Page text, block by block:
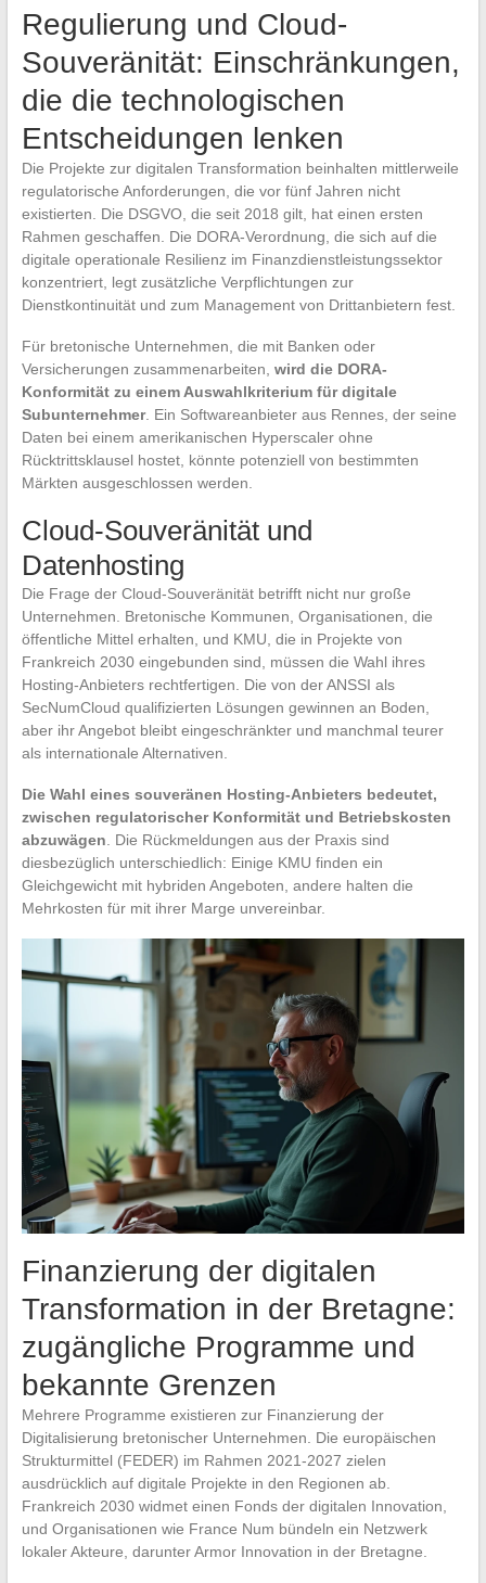
Regulierung und Cloud-
Souveränität: Einschränkungen,
die die technologischen
Entscheidungen lenken
Die Projekte zur digitalen Transformation beinhalten mittlerweile
regulatorische Anforderungen, die vor fünf Jahren nicht
existierten. Die DSGVO, die seit 2018 gilt, hat einen ersten
Rahmen geschaffen. Die DORA-Verordnung, die sich auf die
digitale operationale Resilienz im Finanzdienstleistungssektor
konzentriert, legt zusätzliche Verpflichtungen zur
Dienstkontinuität und zum Management von Drittanbietern fest.
Für bretonische Unternehmen, die mit Banken oder
Versicherungen zusammenarbeiten, wird die DORA-
Konformität zu einem Auswahlkriterium für digitale
Subunternehmer. Ein Softwareanbieter aus Rennes, der seine
Daten bei einem amerikanischen Hyperscaler ohne
Rücktrittsklausel hostet, könnte potenziell von bestimmten
Märkten ausgeschlossen werden.
Cloud-Souveränität und
Datenhosting
Die Frage der Cloud-Souveränität betrifft nicht nur große
Unternehmen. Bretonische Kommunen, Organisationen, die
öffentliche Mittel erhalten, und KMU, die in Projekte von
Frankreich 2030 eingebunden sind, müssen die Wahl ihres
Hosting-Anbieters rechtfertigen. Die von der ANSSI als
SecNumCloud qualifizierten Lösungen gewinnen an Boden,
aber ihr Angebot bleibt eingeschränkter und manchmal teurer
als internationale Alternativen.
Die Wahl eines souveränen Hosting-Anbieters bedeutet,
zwischen regulatorischer Konformität und Betriebskosten
abzuwägen . Die Rückmeldungen aus der Praxis sind
diesbezüglich unterschiedlich: Einige KMU finden ein
Gleichgewicht mit hybriden Angeboten, andere halten die
Mehrkosten für mit ihrer Marge unvereinbar.
Finanzierung der digitalen
Transformation in der Bretagne:
zugängliche Programme und
bekannte Grenzen
Mehrere Programme existieren zur Finanzierung der
Digitalisierung bretonischer Unternehmen. Die europäischen
Strukturmittel (FEDER) im Rahmen 2021-2027 zielen
ausdrücklich auf digitale Projekte in den Regionen ab.
Frankreich 2030 widmet einen Fonds der digitalen Innovation,
und Organisationen wie France Num bündeln ein Netzwerk
lokaler Akteure, darunter Armor Innovation in der Bretagne.